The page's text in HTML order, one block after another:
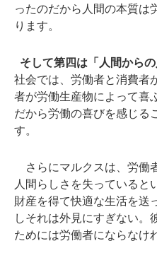
ったのだから人間の本質は
ります。
そして第四は「人間からの
社会では、労働者と消費者
者が労働生産物によって喜
だから労働の喜びを感じる
す。
さらにマルクスは、労働
人間らしさを失っていると
財産を得て快適な生活を送
しそれは外見にすぎない。
ためには労働者にならなけ